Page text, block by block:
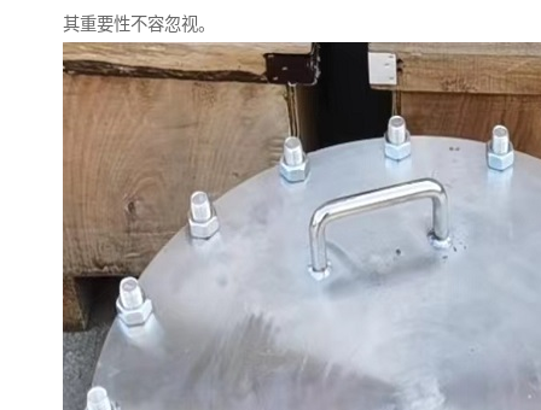
其重要性不容忽视。